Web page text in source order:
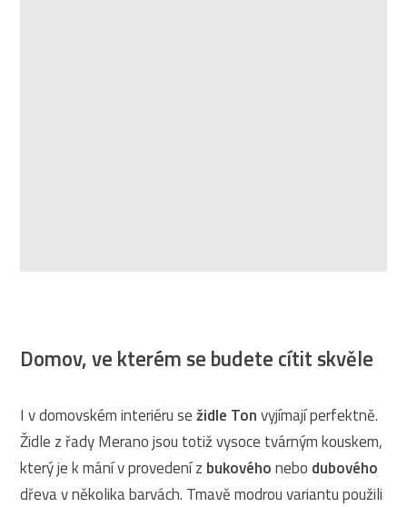
Domov, ve kterém se budete cítit skvěle
I v domovském interiéru sežidle Tonvyjímají perfektně.
Židle z řady Merano jsou totiž vysoce tvárným kouskem,
který je k mání v provedení z bukovéhonebo dubového
dřeva v několika barvách. Tmavě modrou variantu použili